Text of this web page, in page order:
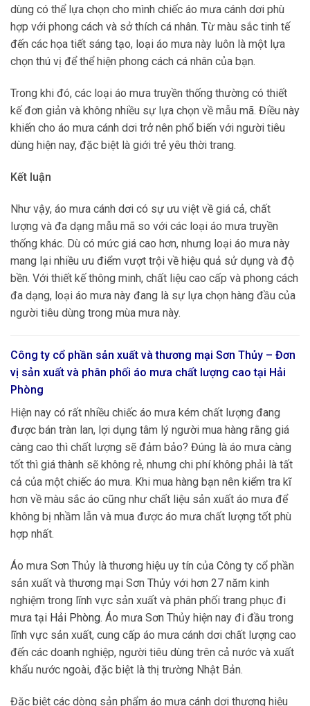
dùng có thể lựa chọn cho mình chiếc áo mưa cánh dơi phù
hợp với phong cách và sở thích cá nhân. Từ màu sắc tinh tế
đến các họa tiết sáng tạo, loại áo mưa này luôn là một lựa
chọn thú vị để thể hiện phong cách cá nhân của bạn.
Trong khi đó, các loại áo mưa truyền thống thường có thiết
kế đơn giản và không nhiều sự lựa chọn về mẫu mã. Điều này
khiến cho áo mưa cánh dơi trở nên phổ biến với người tiêu
dùng hiện nay, đặc biệt là giới trẻ yêu thời trang.
Kết luận
Như vậy, áo mưa cánh dơi có sự ưu việt về giá cả, chất
lượng và đa dạng mẫu mã so với các loại áo mưa truyền
thống khác. Dù có mức giá cao hơn, nhưng loại áo mưa này
mang lại nhiều ưu điểm vượt trội về hiệu quả sử dụng và độ
bền. Với thiết kế thông minh, chất liệu cao cấp và phong cách
đa dạng, loại áo mưa này đang là sự lựa chọn hàng đầu của
người tiêu dùng trong mùa mưa này.
Công ty cổ phần sản xuất và thương mại Sơn Thủy – Đơn
vị sản xuất và phân phối áo mưa chất lượng cao tại Hải
Phòng
Hiện nay có rất nhiều chiếc áo mưa kém chất lượng đang
được bán tràn lan, lợi dụng tâm lý người mua hàng rằng giá
càng cao thì chất lượng sẽ đảm bảo? Đúng là áo mưa càng
tốt thì giá thành sẽ không rẻ, nhưng chi phí không phải là tất
cả của một chiếc áo mưa. Khi mua hàng bạn nên kiểm tra kĩ
hơn về màu sắc áo cũng như chất liệu sản xuất áo mưa để
không bị nhầm lẫn và mua được áo mưa chất lượng tốt phù
hợp nhất.
Áo mưa Sơn Thủy là thương hiệu uy tín của Công ty cổ phần
sản xuất và thương mại Sơn Thủy với hơn 27 năm kinh
nghiệm trong lĩnh vực sản xuất và phân phối trang phục đi
mưa tại Hải Phòng. Áo mưa Sơn Thủy hiện nay đi đầu trong
lĩnh vực sản xuất, cung cấp áo mưa cánh dơi chất lượng cao
đến các doanh nghiệp, người tiêu dùng trên cả nước và xuất
khẩu nước ngoài, đặc biệt là thị trường Nhật Bản.
Đặc biệt các dòng sản phẩm áo mưa cánh dơi thương hiệu